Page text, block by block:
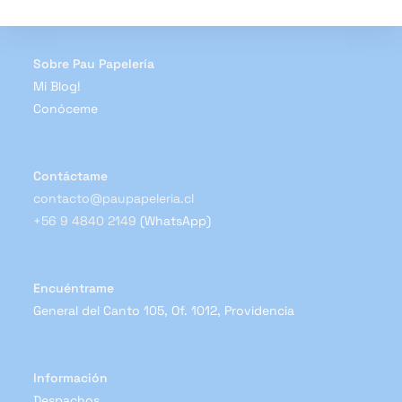
la
Sobre Pau Papelería
Mi Blog!
Conóceme
Contáctame
contacto@paupapeleria.cl
+56 9 4840 2149 (WhatsApp)
Encuéntrame
General del Canto 105, Of. 1012, Providencia
Información